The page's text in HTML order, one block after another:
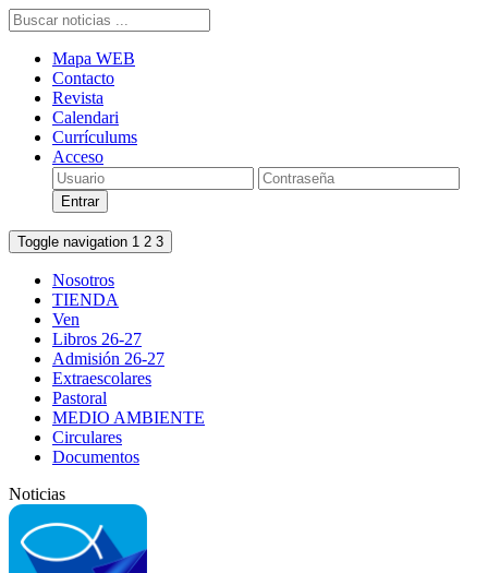
Mapa WEB
Contacto
Revista
Calendari
Currículums
Acceso
Toggle navigation 1 2 3
Nosotros
TIENDA
Ven
Libros 26-27
Admisión 26-27
Extraescolares
Pastoral
MEDIO AMBIENTE
Circulares
Documentos
Noticias